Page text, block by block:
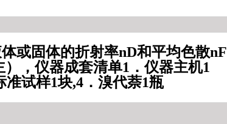
体或固体的折射率nD和平均色散nF
，仪器成套清单1．仪器主机1
准试样1块,4．溴代萘1瓶